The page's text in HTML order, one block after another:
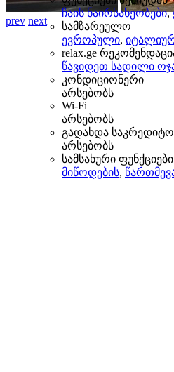
prev next
ჩაის ნაირსახეობები,
სამზარეულო
ევროპული,
relax.ge
წავიდეთ სადილი
კონდიციონერი
არსებობს
Wi-Fi
არსებობს
გადახდა
არსებობს
სამსახური ფუნქციები
მიწოდების,